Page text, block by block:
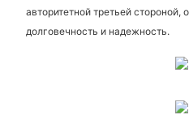
авторитетной третьей стороной,
долговечность и надежность.